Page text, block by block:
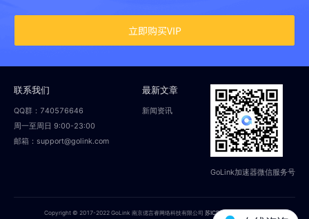
立即购买VIP
联系我们
QQ群：740576646
周一至周日 9:00-23:00
邮箱：support@golink.com
最新文章
新闻资讯
GoLink加速器微信服务号
Copyright © 2017-2022 GoLink 南京偲言睿网络科技有限公司苏ICP备18014251号-2